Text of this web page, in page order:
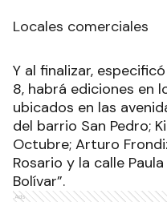
Locales comerciales
Y al finalizar,
8, habrá ediciones en
ubicados en las
del barrio San Pedro;
Octubre; Arturo
Rosario y la calle
Bolívar”.
Ads